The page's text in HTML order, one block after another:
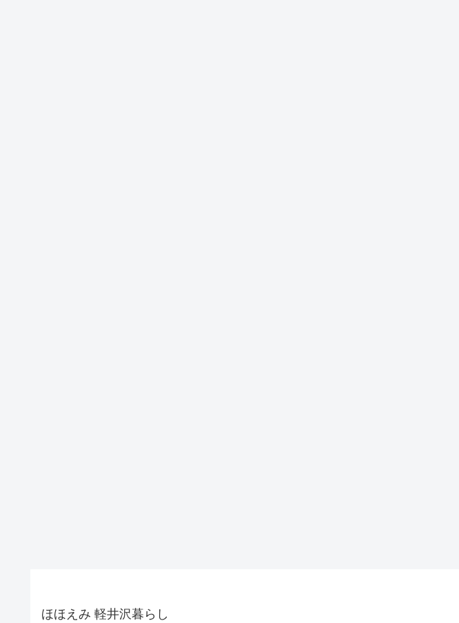
ほほえみ 軽井沢暮らし